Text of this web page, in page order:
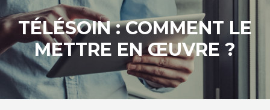
TÉLÉSOIN : COMMENT LE
METTRE EN ŒUVRE ?